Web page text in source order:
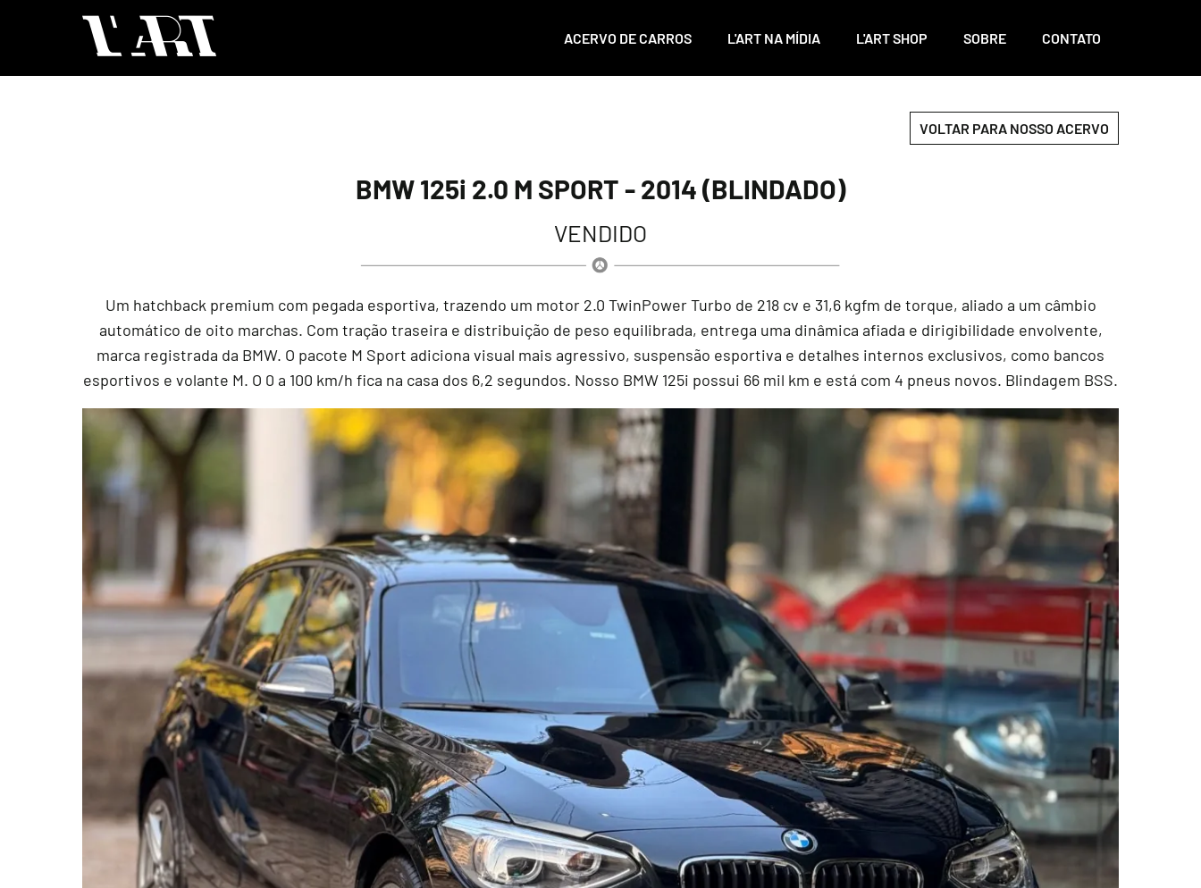
ACERVO DE CARROS L'ART NA MÍDIA L'ART SHOP SOBRE CONTATO
VOLTAR PARA NOSSO ACERVO
BMW 125i 2.0 M SPORT - 2014 (BLINDADO)
VENDIDO
Um hatchback premium com pegada esportiva, trazendo um motor 2.0 TwinPower Turbo de 218 cv e 31,6 kgfm de torque, aliado a um câmbio
automático de oito marchas. Com tração traseira e distribuição de peso equilibrada, entrega uma dinâmica afiada e dirigibilidade envolvente,
marca registrada da BMW. O pacote M Sport adiciona visual mais agressivo, suspensão esportiva e detalhes internos exclusivos, como bancos
esportivos e volante M. O 0 a 100 km/h fica na casa dos 6,2 segundos. Nosso BMW 125i possui 66 mil km e está com 4 pneus novos. Blindagem BSS.